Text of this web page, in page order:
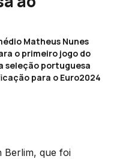
Matheus Nunes
o primeiro jogo do
seleção portuguesa
para o Euro2024
Berlim, que foi